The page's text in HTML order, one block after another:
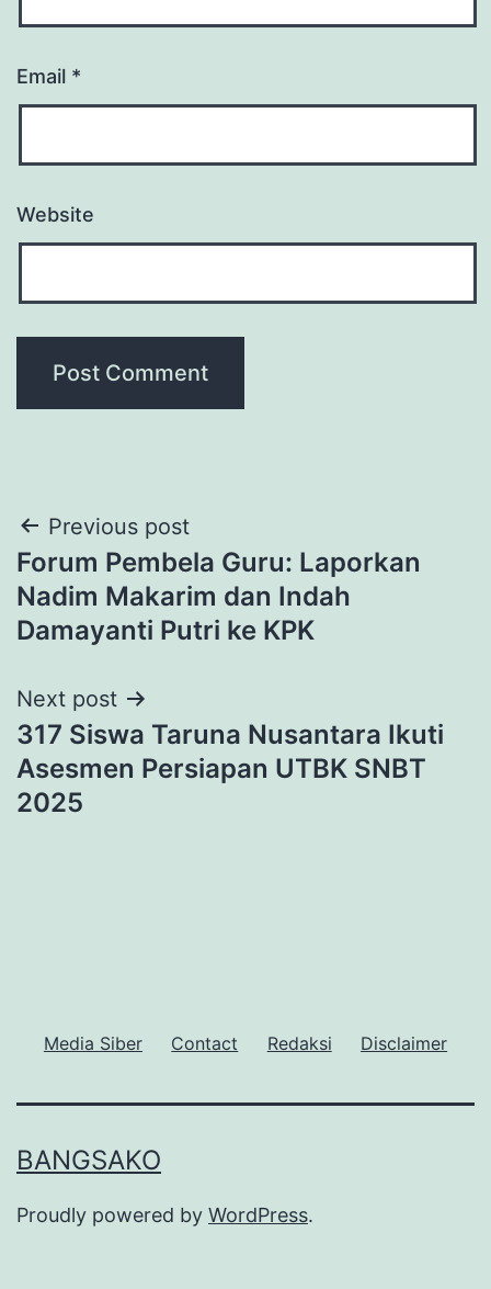
Email *
Website
Post
navigation
Previous post
Forum Pembela Guru: Laporkan
Nadim Makarim dan Indah
Damayanti Putri ke KPK
Next post
317 Siswa Taruna Nusantara Ikuti
Asesmen Persiapan UTBK SNBT
2025
Media Siber Contact Redaksi Disclaimer
BANGSAKO
Proudly powered by WordPress.